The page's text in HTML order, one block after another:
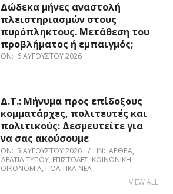
Δώδεκα μήνες αναστολή
πλειστηριασμών στους
πυρόπληκτους. Μετάθεση του
προβλήματος ή εμπαιγμός;
ON: 6 ΑΥΓΟΎΣΤΟΥ 2026
Δ.Τ.: Μήνυμα προς επίδοξους
κομματάρχες, πολιτευτές και
πολιτικούς: Δεσμευτείτε για
να σας ακούσουμε
ON: 5 ΑΥΓΟΎΣΤΟΥ 2026 IN: ΆΡΘΡΑ,
ΔΕΛΤΊΑ ΤΎΠΟΥ, ΕΠΙΣΤΟΛΈΣ, ΚΟΙΝΩΝΙΚΉ
ΟΙΚΟΝΟΜΊΑ, ΠΟΛΙΤΙΚΆ ΝΈΑ
VIEW ALL